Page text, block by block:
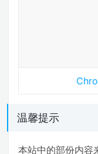
温馨提示
本站中的部份内容